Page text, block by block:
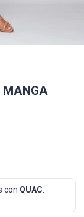
MANGA
con QUAC